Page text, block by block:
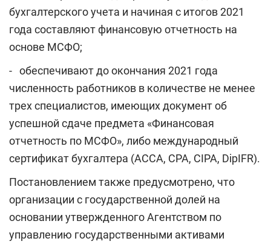
бухгалтерского учета и начиная с итогов 2021
года составляют финансовую отчетность на
основе МСФО;
- обеспечивают до окончания 2021 года
численность работников в количестве не менее
трех специалистов, имеющих документ об
успешной сдаче предмета «Финансовая
отчетность по МСФО», либо международный
сертификат бухгалтера (АССА, CPA, CIPA, DipIFR).
Постановлением также предусмотрено, что
организации с государственной долей на
основании утвержденного Агентством по
управлению государственными активами